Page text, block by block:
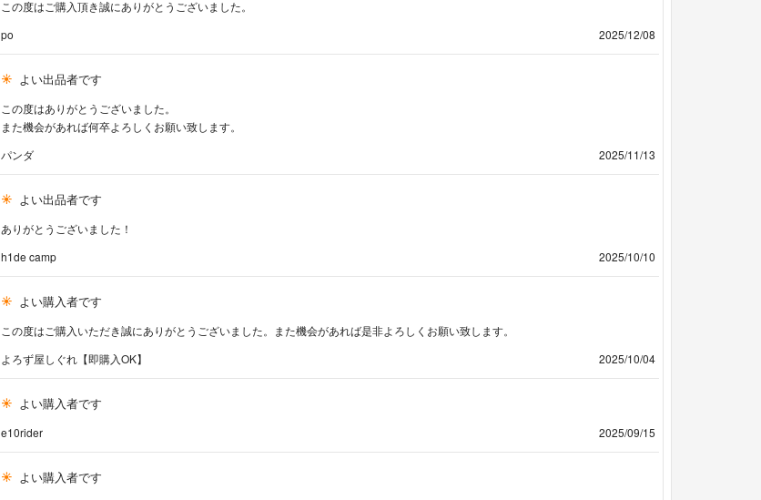
この度はご購入頂き誠にありがとうございました。
po
2025/12/08
よい出品者です
この度はありがとうございました。
また機会があれば何卒よろしくお願い致します。
パンダ
2025/11/13
よい出品者です
ありがとうございました！
h1de camp
2025/10/10
よい購入者です
この度はご購入いただき誠にありがとうございました。また機会があれば是非よろしくお願い致します。
よろず屋しぐれ【即購入OK】
2025/10/04
よい購入者です
e10rider 2025/09/15
よい購入者です